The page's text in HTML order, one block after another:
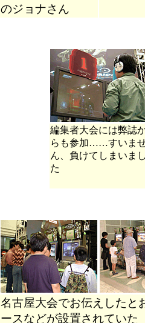
のジョナさん
編集者大会には弊誌
らも参加……すいま
ん、負けてしまいま
た
名古屋大会でお伝えしたと
ースなどが設置されていた